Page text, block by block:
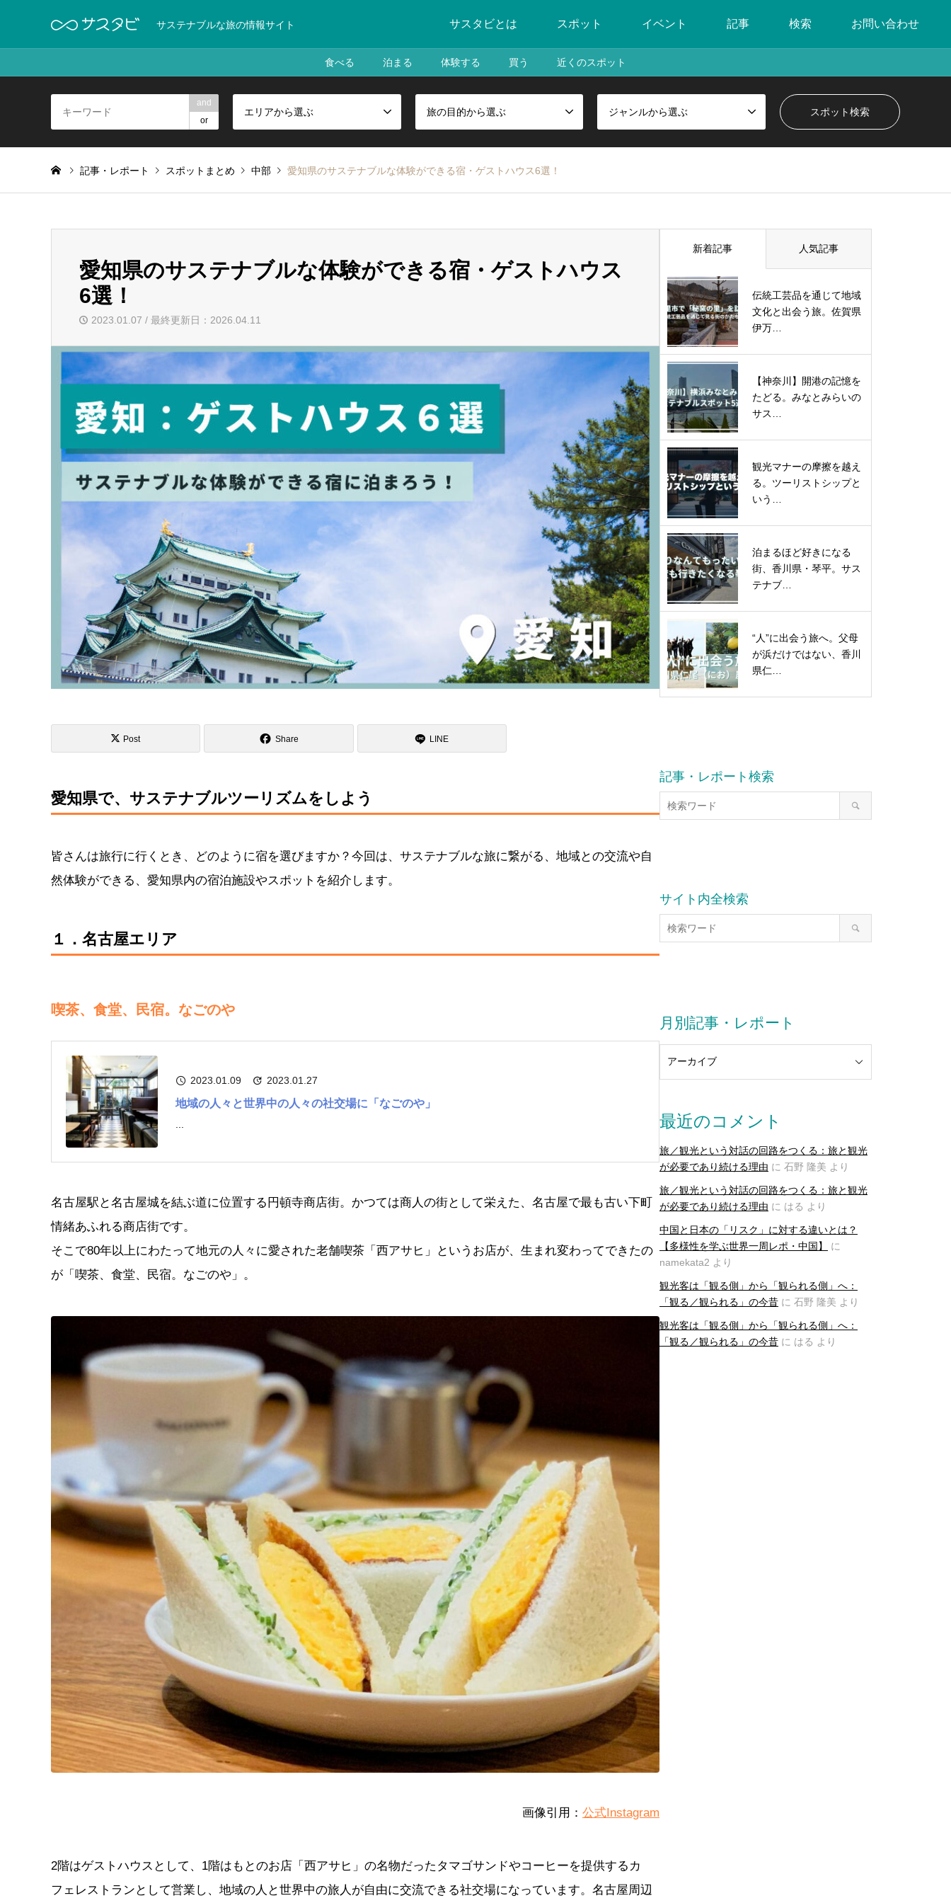
サステナブルな旅の情報サイト サスタビとは スポット イベント 記事 検索 お問い合わせ
食べる 泊まる 体験する 買う 近くのスポット
and
or
エリアから選ぶ 旅の目的から選ぶ ジャンルから選ぶ
記事・レポート スポットまとめ 中部 愛知県のサステナブルな体験ができる宿・ゲストハウス6選！
愛知県のサステナブルな体験ができる宿・ゲストハウス
6選！
2023.01.07 / 最終更新日：2026.04.11
Post Share LINE
愛知県で、サステナブルツーリズムをしよう
皆さんは旅行に行くとき、どのように宿を選びますか？今回は、サステナブルな旅に繋がる、地域との交流や自
然体験ができる、愛知県内の宿泊施設やスポットを紹介します。
１．名古屋エリア
喫茶、食堂、民宿。なごのや
2023.01.09 2023.01.27
地域の人々と世界中の人々の社交場に「なごのや」
...
名古屋駅と名古屋城を結ぶ道に位置する円頓寺商店街。かつては商人の街として栄えた、名古屋で最も古い下町
情緒あふれる商店街です。
そこで80年以上にわたって地元の人々に愛された老舗喫茶 「西アサヒ」というお店が、生まれ変わってできたの
が「喫茶、食堂、民宿。なごのや」。
画像引用： 公式Instagram
2階はゲストハウスとして、1階はもとのお店「西アサヒ」の名物だったタマゴサンドやコーヒーを提供するカ
フェレストランとして営業し、地域の人と世界中の旅人が自由に交流できる社交場になっています。名古屋周辺
新着記事 人気記事
伝統工芸品を通じて地域
文化と出会う旅。佐賀県
伊万…
【神奈川】開港の記憶を
たどる。みなとみらいの
サス…
観光マナーの摩擦を越え
る。ツーリストシップと
いう…
泊まるほど好きになる
街、香川県・琴平。サス
テナブ…
“人”に出会う旅へ。父母
が浜だけではない、香川
県仁…
記事・レポート検索
サイト内全検索
月別記事・レポート
最近のコメント
旅／観光という対話の回路をつくる：旅と観光
が必要であり続ける理由 に 石野 隆美 より
旅／観光という対話の回路をつくる：旅と観光
が必要であり続ける理由 に はる より
中国と日本の「リスク」に対する違いとは？
【多様性を学ぶ世界一周レポ・中国】
に
namekata2 より
観光客は「観る側」から「観られる側」へ：
「観る／観られる」の今昔 に 石野 隆美 より
観光客は「観る側」から「観られる側」へ：
「観る／観られる」の今昔 に はる より